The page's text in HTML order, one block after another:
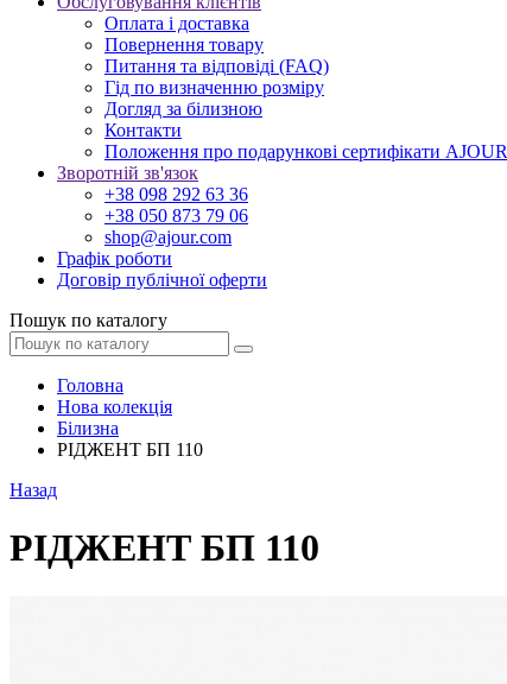
Оплата і доставка
Повернення товару
Питання та відповіді (FAQ)
Гід по визначенню розміру
Догляд за білизною
Контакти
Положення про подарункові сертифікати AJOUR
Зворотній зв'язок
+38 098 292 63 36
+38 050 873 79 06
shop@ajour.com
Графік роботи
Договір публічної оферти
Пошук по каталогу
Головна
Нова колекція
Білизна
РІДЖЕНТ БП 110
Назад
РІДЖЕНТ БП 110